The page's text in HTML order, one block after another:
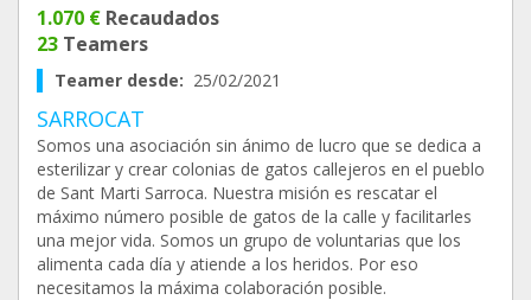
1.070 € Recaudados
23 Teamers
Teamer desde: 25/02/2021
SARROCAT
Somos una asociación sin ánimo de lucro que se dedica a
esterilizar y crear colonias de gatos callejeros en el pueblo
de Sant Marti Sarroca. Nuestra misión es rescatar el
máximo número posible de gatos de la calle y facilitarles
una mejor vida. Somos un grupo de voluntarias que los
alimenta cada día y atiende a los heridos. Por eso
necesitamos la máxima colaboración posible.